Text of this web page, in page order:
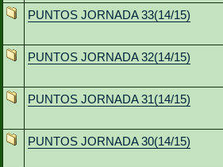
PUNTOS JORNADA 33(14/15)
PUNTOS JORNADA 32(14/15)
PUNTOS JORNADA 31(14/15)
PUNTOS JORNADA 30(14/15)